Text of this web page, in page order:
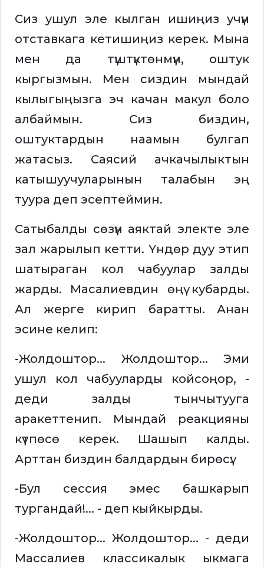
Сиз ушул эле кылган ишиңиз учүн
отставкага кетишиңиз керек. Мына
мен да түштүктөнмүн, оштук
кыргызмын. Мен сиздин мындай
кылыгыңызга эч качан макул боло
албаймын. Сиз биздин,
оштуктардын наамын булгап
жатасыз. Саясий ачкачылыктын
катышуучуларынын талабын эң
туура деп эсептеймин.
Сатыбалды сөзүн аяктай электе эле
зал жарылып кетти. Үндөр дуу этип
шатыраган кол чабуулар залды
жарды. Масалиевдин өңү кубарды.
Ал жерге кирип баратты. Анан
эсине келип:
-Жолдоштор... Жолдоштор... Эми
ушул кол чабууларды койсоңор, -
деди залды тынчытууга
аракеттенип. Мындай реакцияны
күтпөсө керек. Шашып калды.
Арттан биздин балдардын бирөсү:
-Бул сессия эмес башкарып
тургандай!... - деп кыйкырды.
-Жолдоштор... Жолдоштор... - деди
Массалиев классикалык ыкмага